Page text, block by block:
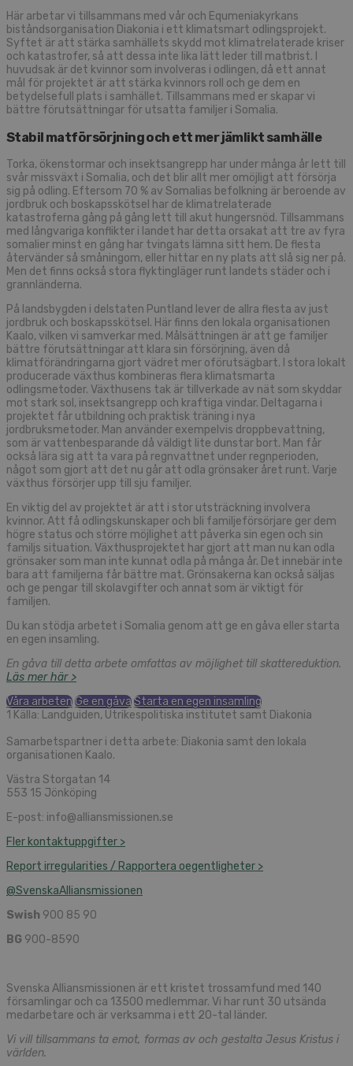
Här arbetar vi tillsammans med vår och Equmeniakyrkans
biståndsorganisation Diakonia i ett klimatsmart odlingsprojekt.
Syftet är att stärka samhällets skydd mot klimatrelaterade kriser
och katastrofer, så att dessa inte lika lätt leder till matbrist. I
huvudsak är det kvinnor som involveras i odlingen, då ett annat
mål för projektet är att stärka kvinnors roll och ge dem en
betydelsefull plats i samhället. Tillsammans med er skapar vi
bättre förutsättningar för utsatta familjer i Somalia.
Stabil matförsörjning och ett mer jämlikt samhälle
Torka, ökenstormar och insektsangrepp har under många år lett till
svår missväxt i Somalia, och det blir allt mer omöjligt att försörja
sig på odling. Eftersom 70 % av Somalias befolkning är beroende av
jordbruk och boskapsskötsel har de klimatrelaterade
katastroferna gång på gång lett till akut hungersnöd. Tillsammans
med långvariga konflikter i landet har detta orsakat att tre av fyra
somalier minst en gång har tvingats lämna sitt hem. De flesta
återvänder så småningom, eller hittar en ny plats att slå sig ner på.
Men det finns också stora flyktingläger runt landets städer och i
grannländerna.
På landsbygden i delstaten Puntland lever de allra flesta av just
jordbruk och boskapsskötsel. Här finns den lokala organisationen
Kaalo, vilken vi samverkar med. Målsättningen är att ge familjer
bättre förutsättningar att klara sin försörjning, även då
klimatförändringarna gjort vädret mer oförutsägbart. I stora lokalt
producerade växthus kombineras flera klimatsmarta
odlingsmetoder. Växthusens tak är tillverkade av nät som skyddar
mot stark sol, insektsangrepp och kraftiga vindar. Deltagarna i
projektet får utbildning och praktisk träning i nya
jordbruksmetoder. Man använder exempelvis droppbevattning,
som är vattenbesparande då väldigt lite dunstar bort. Man får
också lära sig att ta vara på regnvattnet under regnperioden,
något som gjort att det nu går att odla grönsaker året runt. Varje
växthus försörjer upp till sju familjer.
En viktig del av projektet är att i stor utsträckning involvera
kvinnor. Att få odlingskunskaper och bli familjeförsörjare ger dem
högre status och större möjlighet att påverka sin egen och sin
familjs situation. Växthusprojektet har gjort att man nu kan odla
grönsaker som man inte kunnat odla på många år. Det innebär inte
bara att familjerna får bättre mat. Grönsakerna kan också säljas
och ge pengar till skolavgifter och annat som är viktigt för
familjen.
Du kan stödja arbetet i Somalia genom att ge en gåva eller starta
en egen insamling.
En gåva till detta arbete omfattas av möjlighet till skattereduktion.
Läs mer här >
Våra arbetenGe en gåvaStarta en egen insamling
1 Källa: Landguiden, Utrikespolitiska institutet samt Diakonia
Samarbetspartner i detta arbete: Diakonia samt den lokala
organisationen Kaalo.
Västra Storgatan 14
553 15 Jönköping
E-post: info@alliansmissionen.se
Fler kontaktuppgifter >
Report irregularities / Rapportera oegentligheter >
@SvenskaAlliansmissionen
Swish 900 85 90
BG 900-8590
Svenska Alliansmissionen är ett kristet trossamfund med 140
församlingar och ca 13500 medlemmar. Vi har runt 30 utsända
medarbetare och är verksamma i ett 20-tal länder.
Vi vill tillsammans ta emot, formas av och gestalta Jesus Kristus i
världen.